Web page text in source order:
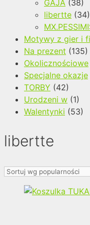
GAJA (38)
libertte (34)
Motywy z gier i
Na prezent (135)
Okolicznościowe
Specjalne okazje
TORBY (42)
Urodzeni w (1)
Walentynki (53)
libertte